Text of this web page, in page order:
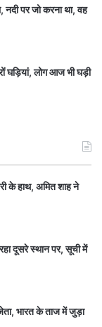
नदी पर जो करना था, वह
घड़ियां, लोग आज भी घड़ी
के हाथ, अमित शाह ने
दूसरे स्थान पर, सूची में
भारत के ताज में जुड़ा